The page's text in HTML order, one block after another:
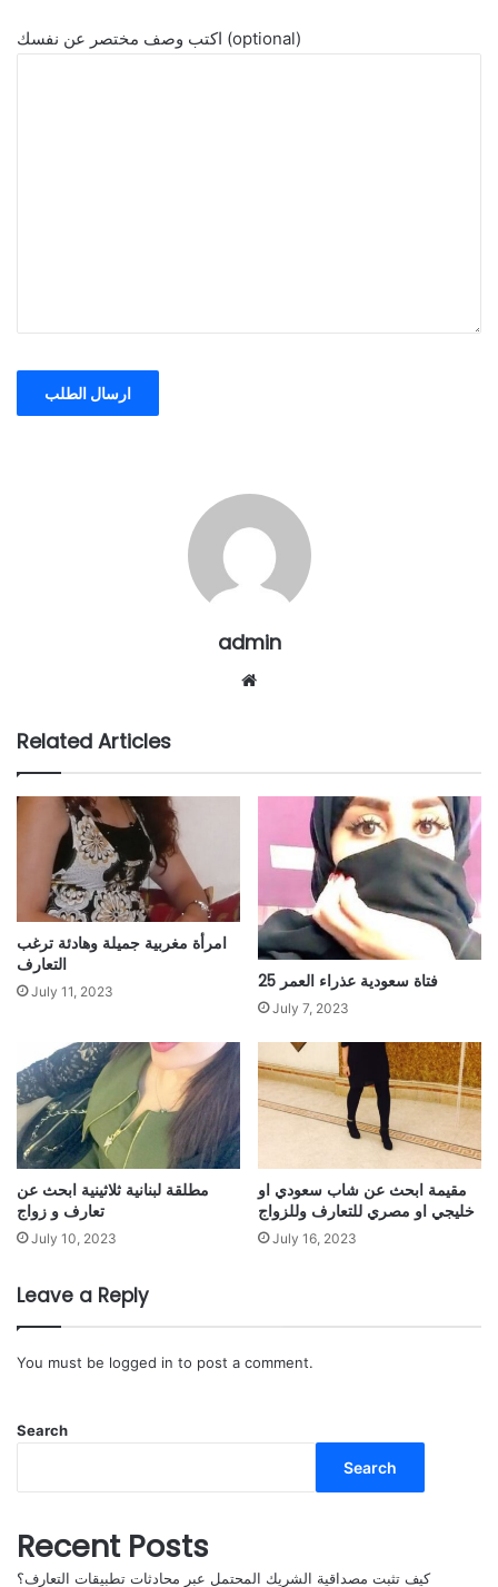
اكتب وصف مختصر عن نفسك (optional)
admin
Related Articles
امرأة مغربية جميلة وهادئة ترغب
التعارف
July 11, 2023 فتاة سعودية عذراء العمر 25
July 7, 2023
مطلقة لبنانية ثلاثينية ابحث عن
تعارف و زواج
July 10, 2023
مقيمة ابحث عن شاب سعودي او
خليجي او مصري للتعارف وللزواج
July 16, 2023
Leave a Reply
You must be logged in to post a comment.
Search
Search
Recent Posts
كيف تثبت مصداقية الشريك المحتمل عبر محادثات تطبيقات التعارف؟